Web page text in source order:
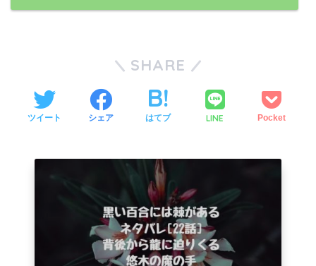
SHARE
ツイート シェア はてブ LINE Pocket